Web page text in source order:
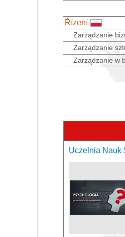
Řízení
Zarządzanie
Zarządzanie
Zarządzanie w
Uczelnia Nauk